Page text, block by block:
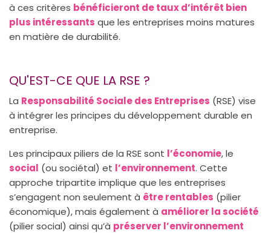
à ces critères bénéficieront de taux d’intérêt bien
plus intéressants que les entreprises moins matures
en matière de durabilité.
QU'EST-CE QUE LA RSE ?
La Responsabilité Sociale des Entreprises (RSE) vise
à intégrer les principes du développement durable en
entreprise.
Les principaux piliers de la RSE sont l’économie, le
social (ou sociétal) et l’environnement. Cette
approche tripartite implique que les entreprises
s’engagent non seulement à être rentables (pilier
économique), mais également à améliorer la société
(pilier social) ainsi qu’à préserver l’environnement